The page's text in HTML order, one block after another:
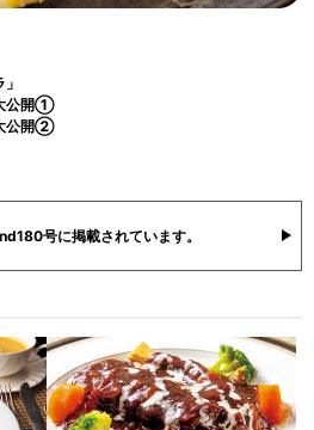
公開①
公開②
号に掲載されています。